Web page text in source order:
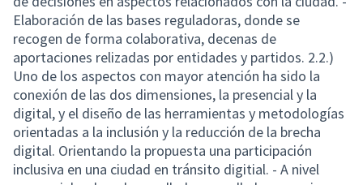
Elaboración de las bases reguladoras, donde se
recogen de forma colaborativa, decenas de
aportaciones relizadas por entidades y partidos. 2.2.)
Uno de los aspectos con mayor atención ha sido la
conexión de las dos dimensiones, la presencial y la
digital, y el diseño de las herramientas y metodologías
orientadas a la inclusión y la reducción de la brecha
digital. Orientando la propuesta una participación
inclusiva en una ciudad en tránsito digitial. - A nivel